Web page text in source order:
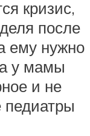
кризис,
после
ему нужно
у мамы
и не
педиатры